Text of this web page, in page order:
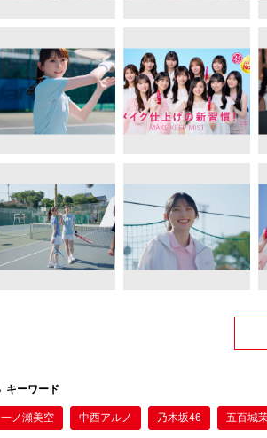
キーワード
一ノ瀬美空 中西アルノ 乃木坂46 五百城